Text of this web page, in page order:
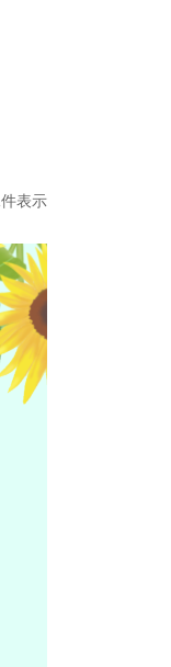
件表示